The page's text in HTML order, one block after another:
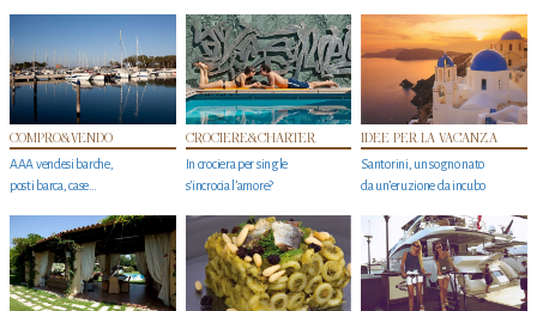
COMPRO&VENDO
AAA vendesi barche,
posti barca, case…
CROCIERE&CHARTER
In crociera per single
s'incrocia l’amore?
IDEE PER LA VACANZA
Santorini, un sogno nato
da un’eruzione da incubo